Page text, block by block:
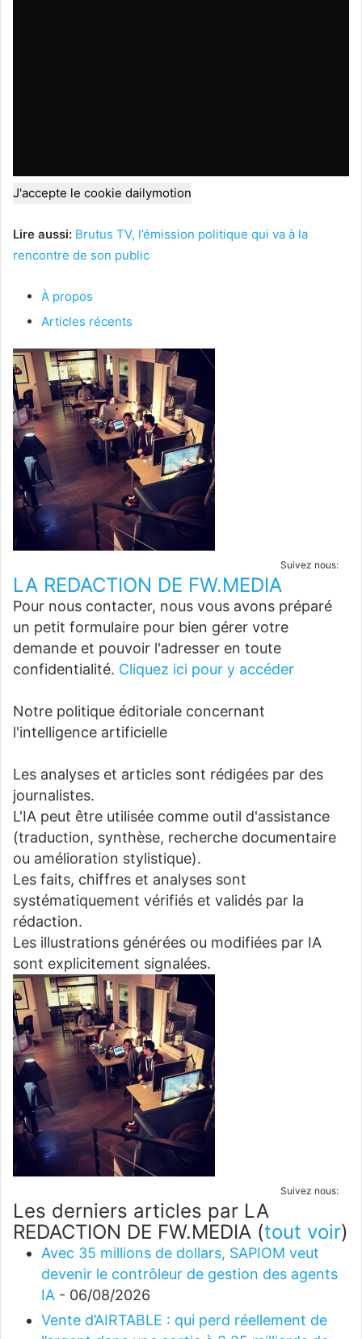
J'accepte le cookie dailymotion
Lire aussi: Brutus TV, l’émission politique qui va à la
rencontre de son public
À propos
Articles récents
Suivez nous:
LA REDACTION DE FW.MEDIA
Pour nous contacter, nous vous avons préparé
un petit formulaire pour bien gérer votre
demande et pouvoir l'adresser en toute
confidentialité. Cliquez ici pour y accéder
Notre politique éditoriale concernant
l'intelligence artificielle
Les analyses et articles sont rédigées par des
journalistes.
L'IA peut être utilisée comme outil d'assistance
(traduction, synthèse, recherche documentaire
ou amélioration stylistique).
Les faits, chiffres et analyses sont
systématiquement vérifiés et validés par la
rédaction.
Les illustrations générées ou modifiées par IA
sont explicitement signalées.
Suivez nous:
Les derniers articles par LA
REDACTION DE FW.MEDIA (tout voir)
Avec 35 millions de dollars, SAPIOM veut
devenir le contrôleur de gestion des agents
IA - 06/08/2026
Vente d’AIRTABLE : qui perd réellement de